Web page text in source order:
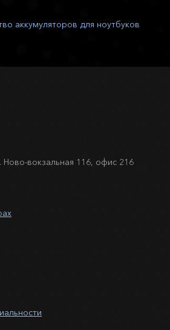
аккумуляторов для ноутбуков
Ново-вокзальная 116, офис 216